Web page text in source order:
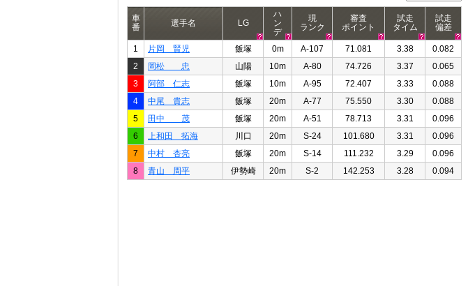
車
番
選手名 LG
ハ
ン
デ
現
ランク
審査
ポイント
試走
タイム
試走
偏差
1 片岡 賢児 飯塚 0m A-107 71.081 3.38 0.082
2 岡松 忠 山陽 10m A-80 74.726 3.37 0.065
3 阿部 仁志 飯塚 10m A-95 72.407 3.33 0.088
4 中尾 貴志 飯塚 20m A-77 75.550 3.30 0.088
5 田中 茂 飯塚 20m A-51 78.713 3.31 0.096
6 上和田 拓海 川口 20m S-24 101.680 3.31 0.096
7 中村 杏亮 飯塚 20m S-14 111.232 3.29 0.096
8 青山 周平 伊勢崎 20m S-2 142.253 3.28 0.094